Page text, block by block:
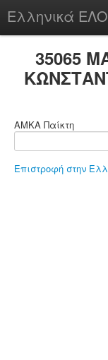
Ελληνικά ΕΛΟ
35065
ΑΜΚΑ Παίκτη
Επιστροφή στην